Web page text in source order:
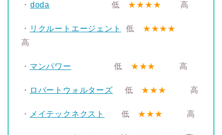
・ doda 低 ★★★★ 高
・ リクルートエージェント 低 ★★★★
高
・ マンパワー 低 ★★★ 高
・ ロバートウォルターズ 低 ★★★ 高
・ メイテックネクスト 低 ★★★ 高